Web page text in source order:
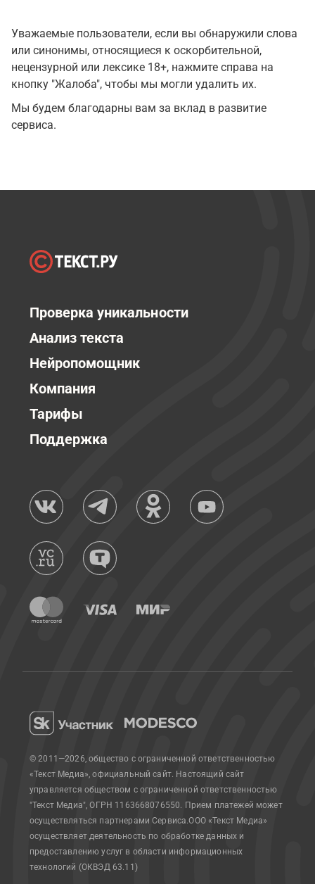
Уважаемые пользователи, если вы обнаружили слова
или синонимы, относящиеся к оскорбительной,
нецензурной или лексике 18+, нажмите справа на
кнопку "Жалоба", чтобы мы могли удалить их.
Мы будем благодарны вам за вклад в развитие
сервиса.
Проверка уникальности
Анализ текста
Нейропомощник
Компания
Тарифы
Поддержка
© 2011—2026, общество с ограниченной ответственностью
«Текст Медиа», официальный сайт. Настоящий сайт
управляется обществом с ограниченной ответственностью
"Текст Медиа", ОГРН 1163668076550. Прием платежей может
осуществляться партнерами Сервиса.ООО «Текст Медиа»
осуществляет деятельность по обработке данных и
предоставлению услуг в области информационных
технологий (ОКВЭД 63.11)